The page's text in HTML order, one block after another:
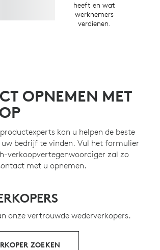
heeft en wat
werknemers
verdienen.
OPNEMEN MET
kan u helpen de beste
bedrijf te vinden. Vul het formulier
verkoopvertegenwoordiger zal zo
met u opnemen.
onze vertrouwde wederverkopers.
ZOEKEN